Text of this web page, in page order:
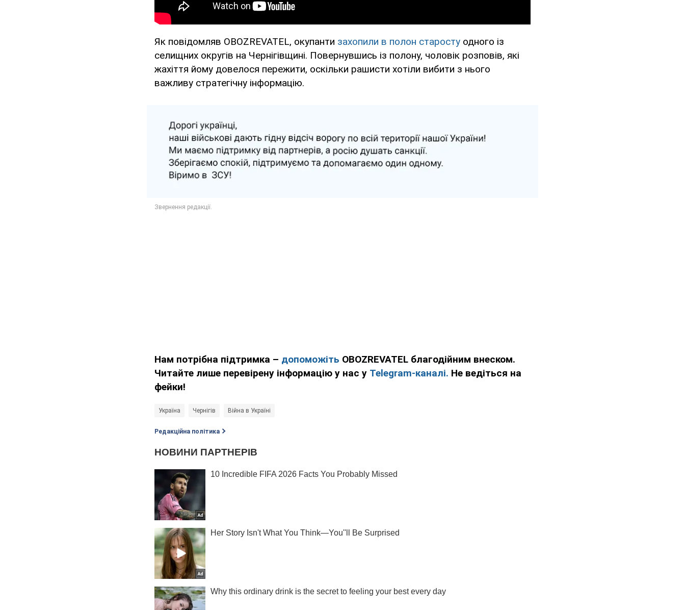
Як повідомляв OBOZREVATEL, окупанти захопили в полон старосту одного із
селищних округів на Чернігівщині. Повернувшись із полону, чоловік розповів, які
жахіття йому довелося пережити, оскільки рашисти хотіли вибити з нього
важливу стратегічну інформацію.
Нам потрібна підтримка – допоможіть OBOZREVATEL благодійним внеском.
Читайте лише перевірену інформацію у нас у Telegram-каналі. Не ведіться на
фейки!
Україна Чернігів Війна в Україні
Редакційна політика